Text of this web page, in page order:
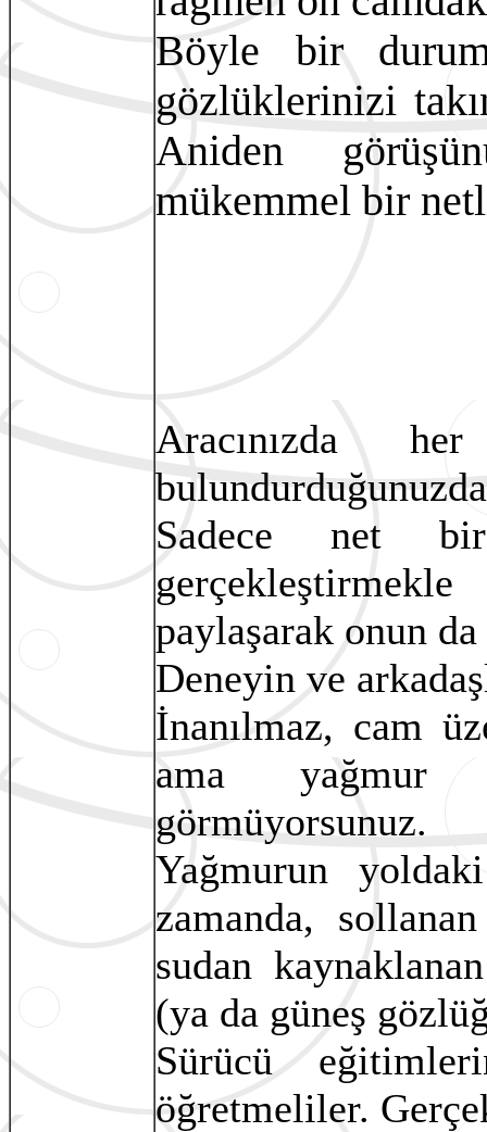
Böyle bir
gözlüklerinizi
Aniden
mükemmel bir
Aracınızda
Sadece net
paylaşarak onun da
Deneyin ve
İnanılmaz, cam
ama yağmur
görmüyorsunuz.
Yağmurun
zamanda,
sudan
(ya da güneş
Sürücü
öğretmeliler.